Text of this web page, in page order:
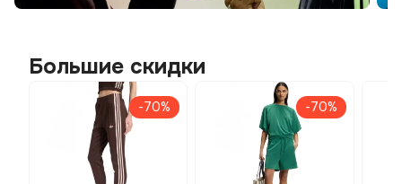
Большие скидки
-70% -70%